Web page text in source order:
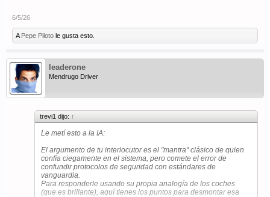
6/5/26
A Pepe Piloto le gusta esto.
leaderone
Mendrugo Driver
trevi1 dijo: ↑
Le metí esto a la IA:
El argumento de tu interlocutor es el "mantra" clásico de quien
confía ciegamente en el sistema, pero comete el error de
confundir protocolos de seguridad con estándares de
vanguardia.
Para responderle usando su propia analogía de los coches
(que es brillante), aquí tienes los puntos para desmontar esa